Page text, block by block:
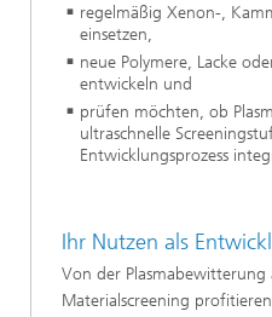
regelmäßig Xenon-,
einsetzen,
neue Polymere, Lacke
entwickeln und
prüfen möchten, ob
ultraschnelle
Entwicklungsprozess
Ihr Nutzen als
Von der Plasmabewitterung
Materialscreening